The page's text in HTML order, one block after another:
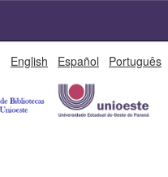
English Español Português